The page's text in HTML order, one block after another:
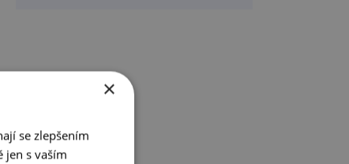
×
se zlepšením
jen s vaším